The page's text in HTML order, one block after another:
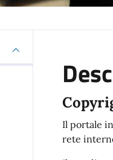
Il portale
rete